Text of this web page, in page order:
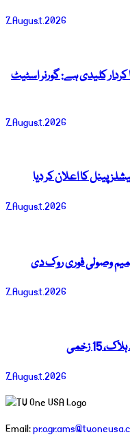
7 August 2026
کلیدی ہے: گورنر اسٹیٹ
7 August 2026
پینل کا اعلان کر دیا
7 August 2026
وصولی فوری روک دی
7 August 2026
7 August 2026
Email: